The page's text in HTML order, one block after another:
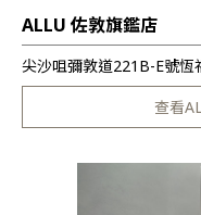
ALLU 佐敦旗鑑店
尖沙咀彌敦道221B-E號
查看